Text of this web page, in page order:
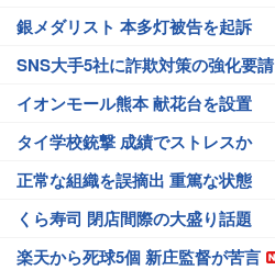
銀メダリスト 本多灯被告を起訴
SNS大手5社に詐欺対策の強化要請
イオンモール熊本 献花台を設置
タイ学校銃撃 成績でストレスか
正常な組織を誤摘出 重篤な状態
くら寿司 閉店間際の大盛り話題
楽天から死球5個 新庄監督が苦言